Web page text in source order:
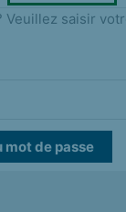
Veuillez saisir
mot de passe